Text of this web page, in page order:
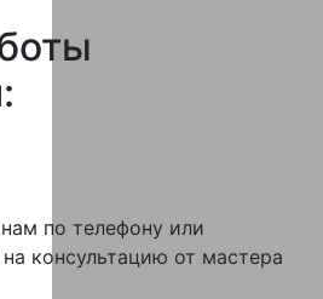
по телефону или
консультацию от мастера